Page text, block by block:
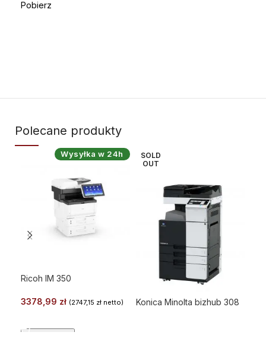
Pobierz
Polecane produkty
Wysyłka w 24h
Ricoh IM 350
3378,99 zł (2747,15 zł netto)
SOLD
OUT
Konica Minolta bizhub 308